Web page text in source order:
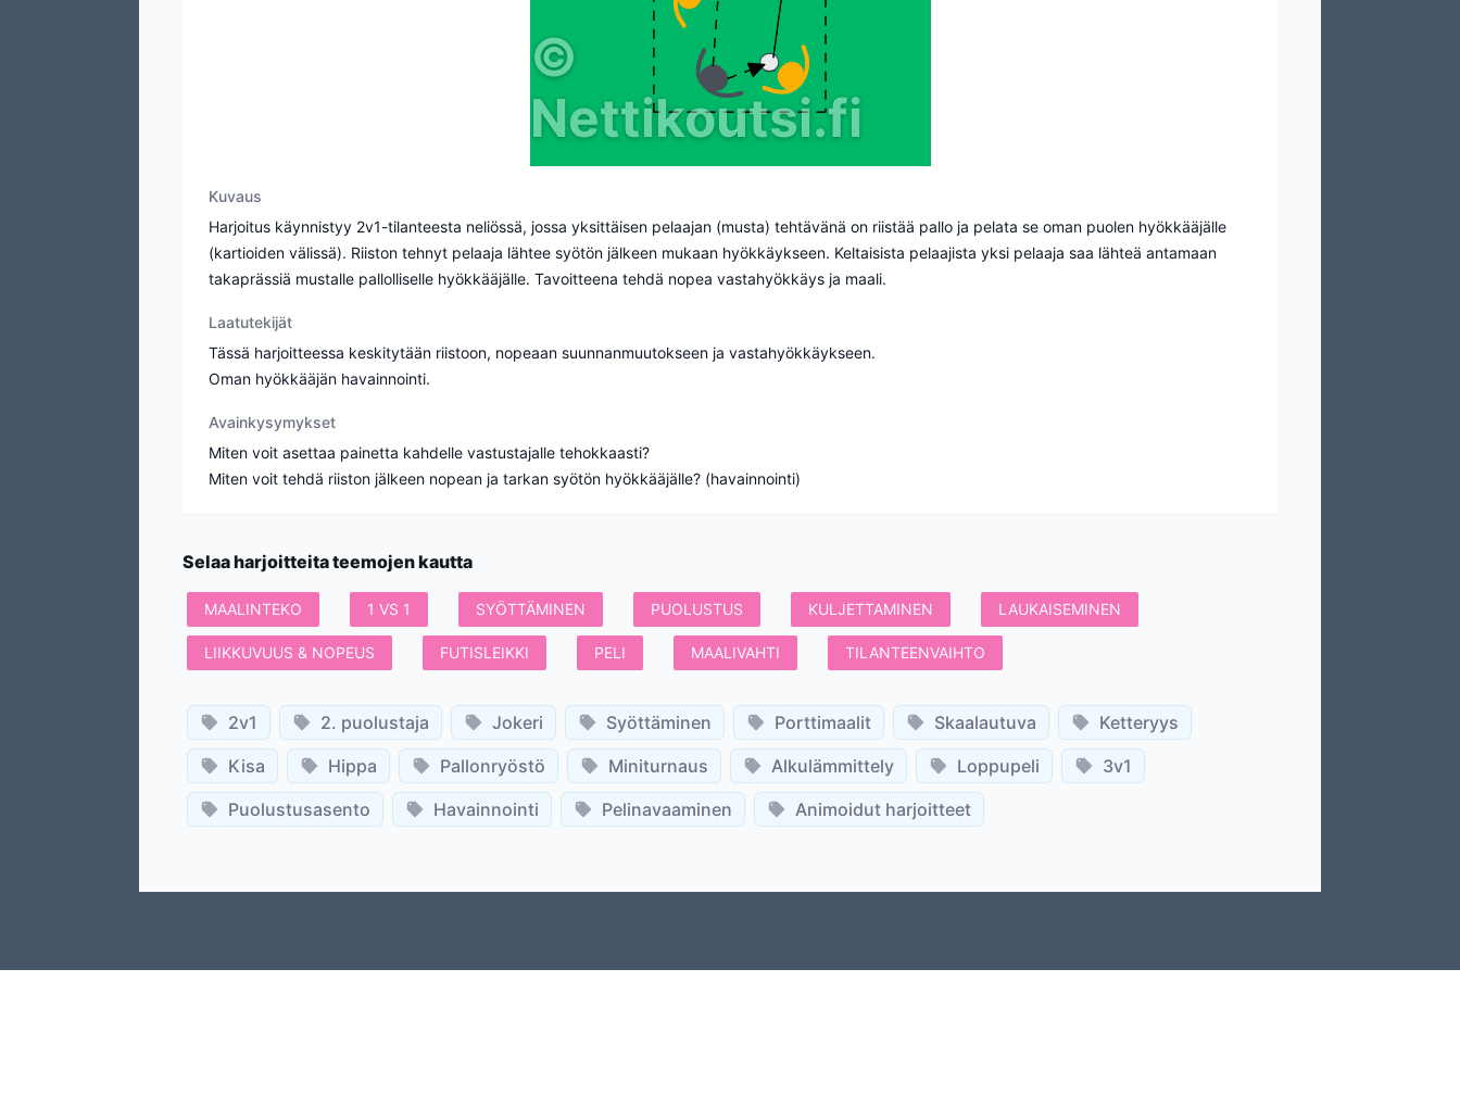
©
Nettikoutsi.fi
Kuvaus
Harjoitus käynnistyy 2v1-tilanteesta neliössä, jossa yksittäisen pelaajan (musta) tehtävänä on riistää pallo ja pelata se oman puolen hyökkääjälle
(kartioiden välissä). Riiston tehnyt pelaaja lähtee syötön jälkeen mukaan hyökkäykseen. Keltaisista pelaajista yksi pelaaja saa lähteä antamaan
takaprässiä mustalle pallolliselle hyökkääjälle. Tavoitteena tehdä nopea vastahyökkäys ja maali.
Laatutekijät
Tässä harjoitteessa keskitytään riistoon, nopeaan suunnanmuutokseen ja vastahyökkäykseen.
Oman hyökkääjän havainnointi.
Avainkysymykset
Miten voit asettaa painetta kahdelle vastustajalle tehokkaasti?
Selaa harjoitteita teemojen kautta
MAALINTEKO 1 VS 1 SYÖTTÄMINEN PUOLUSTUS KULJETTAMINEN LAUKAISEMINEN
LIIKKUVUUS & NOPEUS FUTISLEIKKI PELI MAALIVAHTI TILANTEENVAIHTO
2v1 2. puolustaja Jokeri Syöttäminen Porttimaalit Skaalautuva
Ketteryys
Kisa
Hippa Pallonryöstö Miniturnaus Alkulämmittely Loppupeli
3v1
Puolustusasento
Havainnointi Pelinavaaminen Animoidut harjoitteet